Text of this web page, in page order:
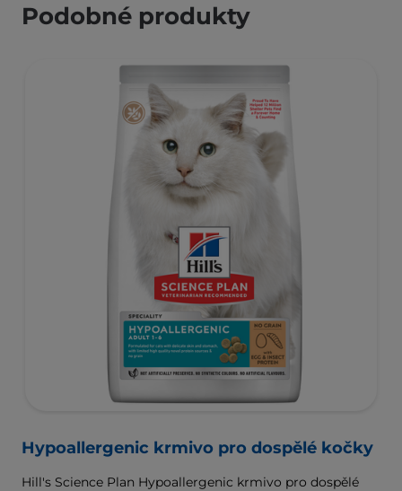
Podobné produkty
Hypoallergenic krmivo pro dospělé kočky
Hill's Science Plan Hypoallergenic krmivo pro dospělé